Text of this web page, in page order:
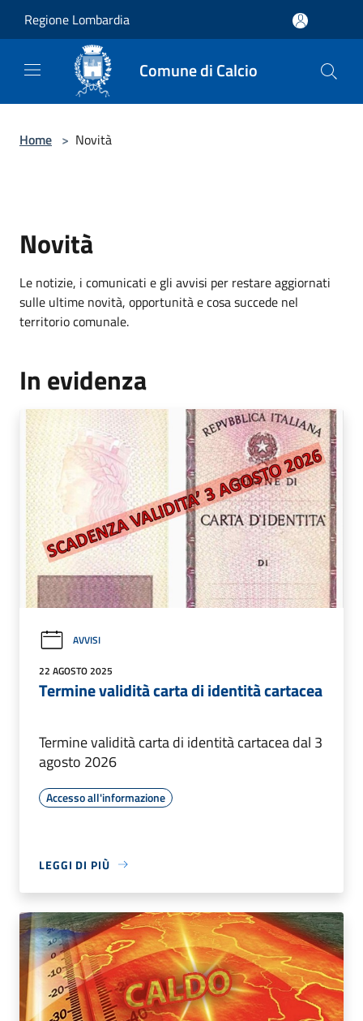
Regione Lombardia
Comune di Calcio
Home > Novità
Novità
Le notizie, i comunicati e gli avvisi per restare aggiornati
sulle ultime novità, opportunità e cosa succede nel
territorio comunale.
In evidenza
AVVISI
22 AGOSTO 2025
Termine validità carta di identità cartacea
Termine validità carta di identità cartacea dal 3
agosto 2026
Accesso all'informazione
LEGGI DI PIÙ